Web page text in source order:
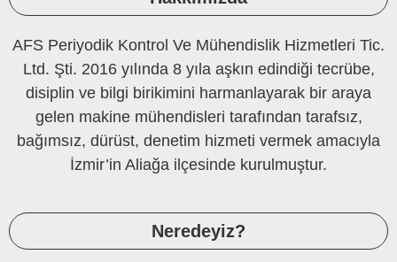
AFS Periyodik Kontrol Ve Mühendislik Hizmetleri Tic.
Ltd. Şti. 2016 yılında 8 yıla aşkın edindiği tecrübe,
disiplin ve bilgi birikimini harmanlayarak bir araya
gelen makine mühendisleri tarafından tarafsız,
bağımsız, dürüst, denetim hizmeti vermek amacıyla
İzmir’in Aliağa ilçesinde kurulmuştur.
Neredeyiz?